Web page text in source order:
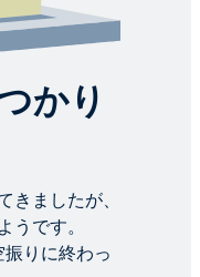
かり
きましたが、
うです。
りに終わっ